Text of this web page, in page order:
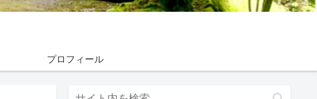
プロフィール